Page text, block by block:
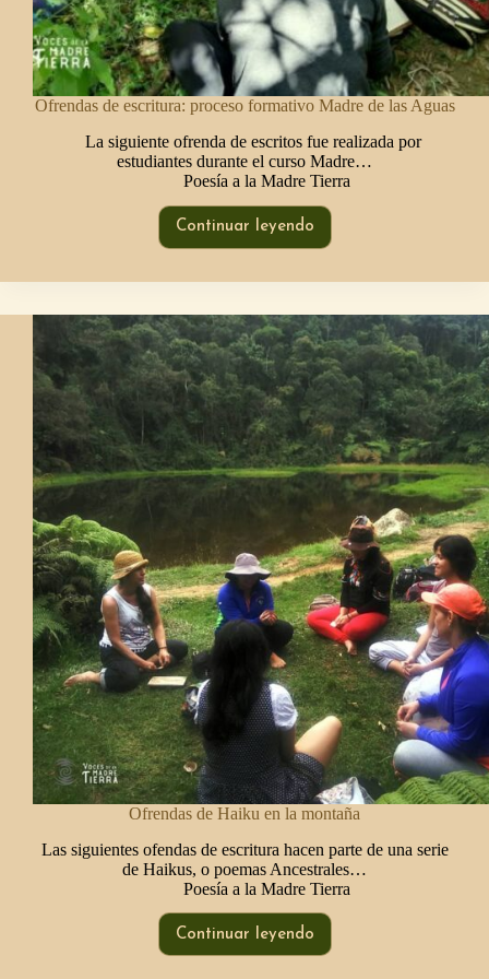
Ofrendas de escritura: proceso formativo Madre de las Aguas
La siguiente ofrenda de escritos fue realizada por
estudiantes durante el curso Madre…
Poesía a la Madre Tierra
Continuar leyendo
Ofrendas
de
proceso
Madre
de
las
Aguas
Ofrendas de Haiku en la montaña
Las siguientes ofendas de escritura hacen parte de una serie
de Haikus, o poemas Ancestrales…
Poesía a la Madre Tierra
Continuar leyendo
Ofrendas
de